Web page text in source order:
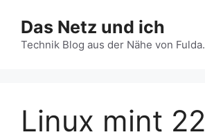
Inhalt
springen
Das Netz und ich
Technik Blog aus der Nähe von Fulda.
Linux mint 22